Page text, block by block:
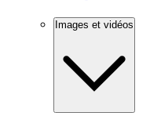
Images et vidéos